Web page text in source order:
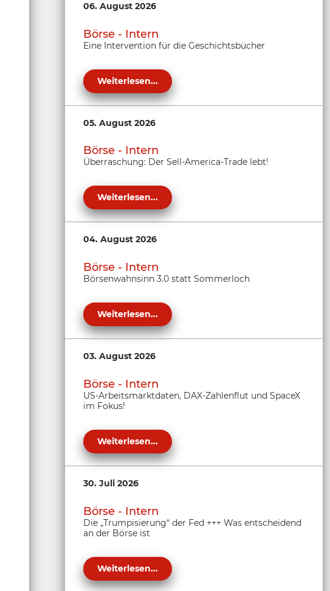
06. August 2026
Börse - Intern
Eine Intervention für die Geschichtsbücher
Weiterlesen...
05. August 2026
Börse - Intern
Überraschung: Der Sell-America-Trade lebt!
Weiterlesen...
04. August 2026
Börse - Intern
Börsenwahnsinn 3.0 statt Sommerloch
Weiterlesen...
03. August 2026
Börse - Intern
US-Arbeitsmarktdaten, DAX-Zahlenflut und SpaceX
im Fokus!
Weiterlesen...
30. Juli 2026
Börse - Intern
Die „Trumpisierung“ der Fed +++ Was entscheidend
an der Börse ist
Weiterlesen...